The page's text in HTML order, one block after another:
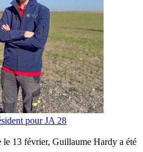
pour JA 28
le 13 février, Guillaume Hardy a été